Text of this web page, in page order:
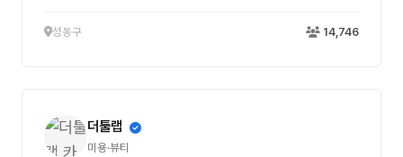
성동구 14,746
더툴랩
미용·뷰티